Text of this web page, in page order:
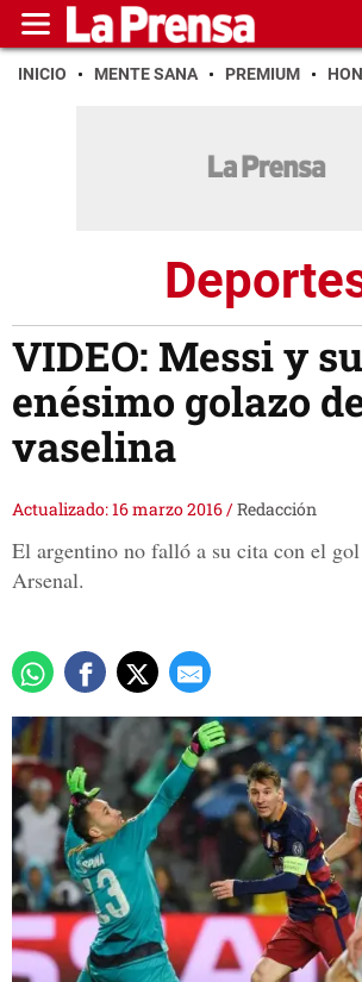
INICIO MENTE SANA PREMIUM
VIDEO: Messi y su
enésimo golazo
vaselina
Actualizado: 16 marzo 2016/Redacción
El argentino no falló a su cita con el
Arsenal.